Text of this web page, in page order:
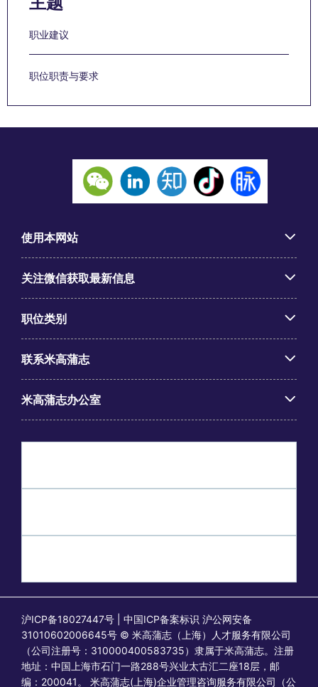
职业建议
职位职责与要求
使用本网站
关注微信获取最新信息
职位类别
联系米高蒲志
米高蒲志办公室
沪ICP备18027447号 | 中国ICP备案标识 沪公网安备
31010602006645号 © 米高蒲志（上海）人才服务有限公司
（公司注册号：310000400583735）隶属于米高蒲志。注册
地址：中国上海市石门一路288号兴业太古汇二座18层，邮
编：200041。 米高蒲志(上海)企业管理咨询服务有限公司（公